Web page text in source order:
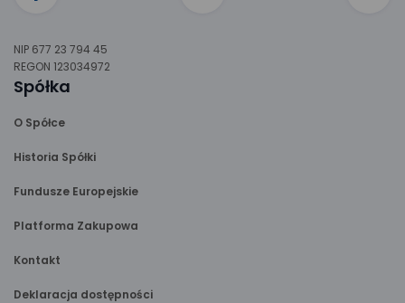
NIP 677 23 794 45
REGON 123034972
Spółka
O Spółce
Historia Spółki
Fundusze Europejskie
Platforma Zakupowa
Kontakt
Deklaracja dostępności